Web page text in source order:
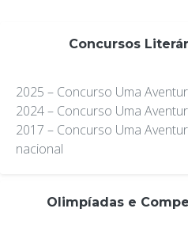
Concursos
2025 – Concurso Uma
2024 – Concurso Uma
2017 – Concurso Uma
nacional
Olimpíadas e